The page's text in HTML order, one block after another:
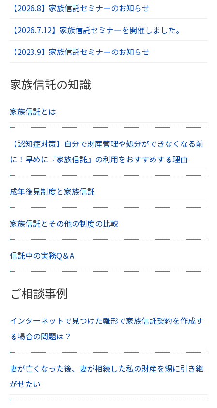
【2026.8】家族信託セミナーのお知らせ
【2026.7.12】家族信託セミナーを開催しました。
【2023.9】家族信託セミナーのお知らせ
家族信託の知識
家族信託とは
【認知症対策】自分で財産管理や処分ができなくなる前
に！早めに『家族信託』の利用をおすすめする理由
成年後見制度と家族信託
家族信託とその他の制度の比較
信託中の実務Q＆A
ご相談事例
インターネットで見つけた雛形で家族信託契約を作成す
る場合の問題は？
妻が亡くなった後、妻が相続した私の財産を甥に引き継
がせたい